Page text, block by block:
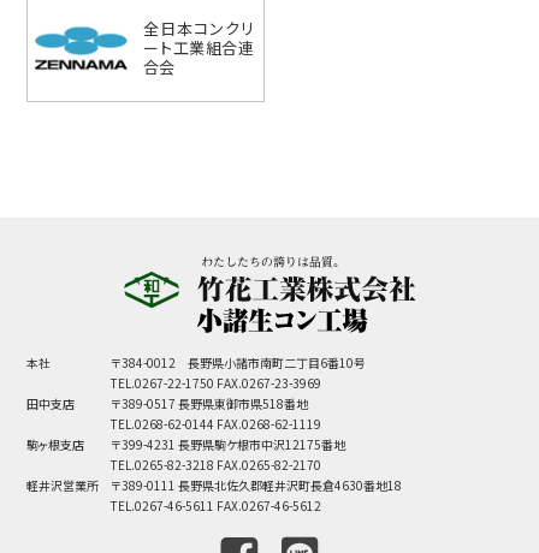
全日本コンクリ
ート工業組合連
合会
本社
〒384-0012 長野県小諸市南町二丁目6番10号
TEL.0267-22-1750 FAX.0267-23-3969
田中支店
〒389-0517 長野県東御市県518番地
TEL.0268-62-0144 FAX.0268-62-1119
駒ヶ根支店
〒399-4231 長野県駒ケ根市中沢12175番地
TEL.0265-82-3218 FAX.0265-82-2170
軽井沢営業所
〒389-0111 長野県北佐久郡軽井沢町長倉4630番地18
TEL.0267-46-5611 FAX.0267-46-5612